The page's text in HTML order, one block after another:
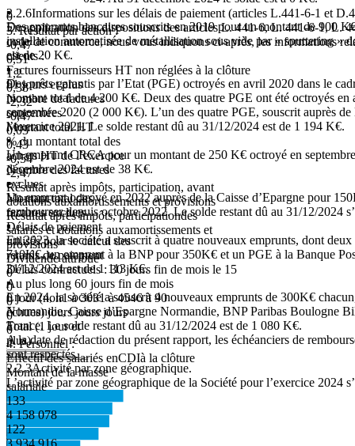
▪
Desempruntsbancairessouscritsen2019pourunmontantde900
installation automatisée de métallisation sous vide par « sputtering »
est de 20 K€.
▪
Des prêts garantis par l’Etat (PGE) octroyés en avril 2020 dans le
montant total de 4 200 K€. Deux des quatre PGE ont été octroyés
septembre 2020 (2 000 K€). L’un des quatre PGE, souscrit auprès
l’exercice 2021. Le solde restant dû au 31/12/2024 est de 1 194 K€.
▪
Un emprunt CRCA pour un montant de 250 K€ octroyé en
décembre 2024 est de 38 K€.
▪
Un emprunt octroyé en 2022 auprès de la Caisse d’Epargne pour
rembourser depuis octobre 2022. Le solde restant dû au 31/12/2024
▪
En2023,lasociétéa souscrit à quatre nouveaux emprunts, dont deux
710K€, un emprunt à la BNP pour 350K€ et un PGE à la Banque
31/12/2024 est de 1 113 K€.
▪
En 2024, la société a souscrit 4 nouveaux emprunts de 300K€
Normandie,Caissed’Epargne Normandie, BNPParibas Boulogne
France. Le solde restant dû au 31/12/2024 est de 1 080 K€.
A la date de rédaction du présent rapport, les échéanciers de
sont respectés.
2.2.3Activité par zone géographique.
L’activité par zone géographique de la Société pour l’exercice 2024
0
3. Résultat par action :
-0,47
0,51
1,2
0,38
-2,32
-0,47
0,03
0,43
-0,54
-2,47
Résultat après impôts, participation, avant
dotations auxamortissements et provisions
Résultat après impôts, participationdes
salariés et dotations auxamortissements et
provisions
Dividende attribué
0
0
0
0
0
4. Personnel :
Effectif des salariés enCDIà la clôture
Montant de la masse
salariale
133
4 158 078
122
3 934 916
2.2.6Informations sur les délais de paiement (articles L.441-6-1 et
En application des dispositions des articles L. 441-6, L. 441-6-1, L.
code de commerce, nous vous indiquons ci-après, les informations
clients :
Factures fournisseurs HT non réglées à la clôture
91 jours et plus
Nombre de factures
concernées
Montant total HT
% du montant total des
achats HT de l’exercice
Nombre des factures
exclues
Montant total des
factures exclues
Délais de paiement
utilisés pour le calcul des
retards de paiement
Délais contractuels : 30 jours fin de mois le 15
Au plus long 60 jours fin de mois
0 jour (non1 à 3031 à 4546 à 90
échues) jours jours jours
Total (1 jour et
plus)